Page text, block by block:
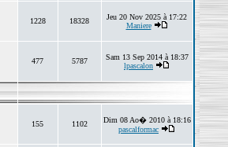
1228 18328
Jeu 20 Nov 2025 à 17:22
Maniere
477 5787
Sam 13 Sep 2014 à 18:37
lpascalon
155 1102
Dim 08 Ao� 2010 à 18:16
pascalformac